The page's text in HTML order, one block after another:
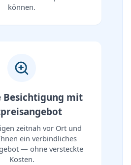
können.
Besichtigung mit
zeitnah vor Ort und
ein verbindliches
— ohne versteckte
Kosten.